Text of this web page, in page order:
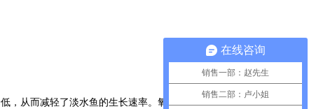
从而减轻了淡水鱼的生长速率。氧含量在85%以上是水产养殖的理
在线咨询
销售一部：赵先生
销售二部：卢小姐